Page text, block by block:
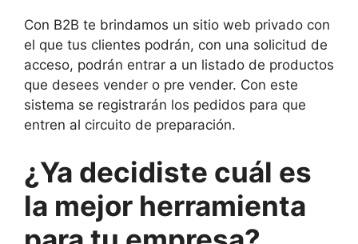
Con B2B te brindamos un sitio web privado con
el que tus clientes podrán, con una solicitud de
acceso, podrán entrar a un listado de productos
que desees vender o pre vender. Con este
sistema se registrarán los pedidos para que
entren al circuito de preparación.
¿Ya decidiste cuál es
la mejor herramienta